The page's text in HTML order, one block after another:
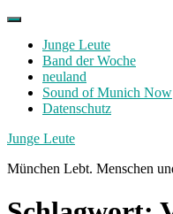
Skip
contentJunge Leute
Band der Woche
neuland
Sound of Munich Now
Datenschutz
Facebook
Twitter
Instagram
Junge Leute
München Lebt. Menschen